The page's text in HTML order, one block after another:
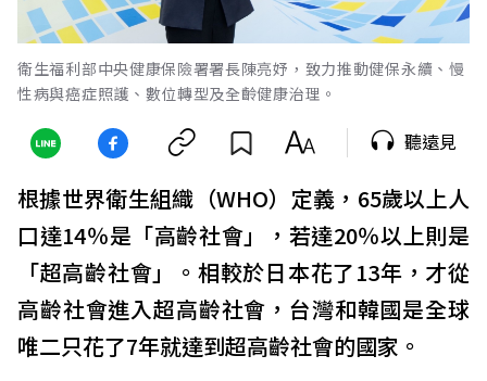
衛生福利部中央健康保險署署長陳亮妤，致力推動健保永續、慢
性病與癌症照護、數位轉型及全齡健康治理。
聽遠見
根據世界衛生組織（WHO）定義，65歲以上人
口達14％是「高齡社會」，若達20％以上則是
「超高齡社會」。相較於日本花了13年，才從
高齡社會進入超高齡社會，台灣和韓國是全球
唯二只花了7年就達到超高齡社會的國家。